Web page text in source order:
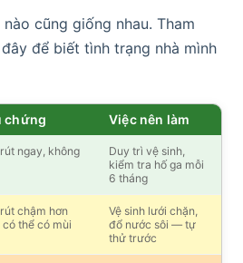
cũng giống nhau. Tham
để biết tình trạng nhà mình
chứng Việc nên làm
ngay, không
Duy trì vệ sinh,
kiểm tra hố ga mỗi
6 tháng
chậm hơn
thể có mùi
Vệ sinh lưới chặn,
đổ nước sôi — tự
thử trước